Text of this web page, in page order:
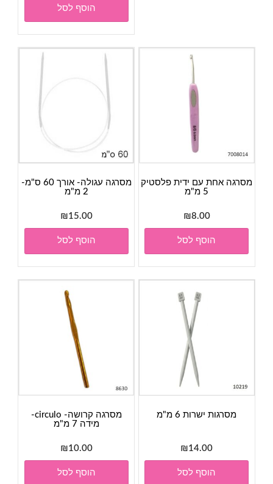
הוסף לסל
מסרגה עגולה- אורך 60 ס"מ-
2 מ"מ
₪15.00
הוסף לסל
מסרגה אחת עם ידית פלסטיק
5 מ"מ
₪8.00
הוסף לסל
מסרגה קרושה- circulo-
מידה 7 מ"מ
₪10.00
הוסף לסל
מסרגות ישרות 6 מ"מ
₪14.00
הוסף לסל